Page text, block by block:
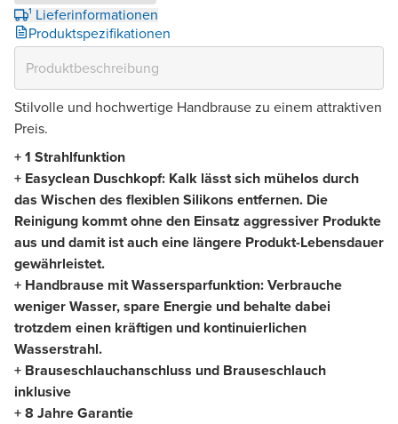
¹ Lieferinformationen
Produktspezifikationen
Stilvolle und hochwertige Handbrause zu einem attraktiven
Preis.
+ 1 Strahlfunktion
+ Easyclean Duschkopf: Kalk lässt sich mühelos durch
das Wischen des flexiblen Silikons entfernen. Die
Reinigung kommt ohne den Einsatz aggressiver Produkte
aus und damit ist auch eine längere Produkt-Lebensdauer
gewährleistet.
+ Handbrause mit Wassersparfunktion: Verbrauche
weniger Wasser, spare Energie und behalte dabei
trotzdem einen kräftigen und kontinuierlichen
Wasserstrahl.
+ Brauseschlauchanschluss und Brauseschlauch
inklusive
+ 8 Jahre Garantie